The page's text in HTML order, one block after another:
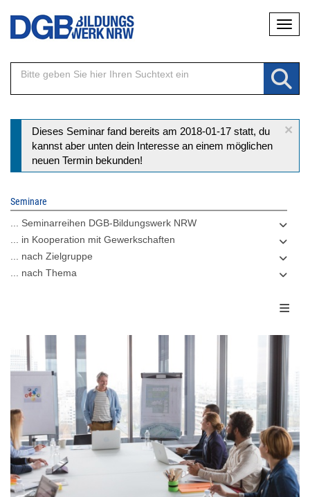
Direkt
Inhalt
×
Statusmeldung
Dieses Seminar fand bereits am 2018-01-17 statt, du
kannst aber unten dein Interesse an einem möglichen
neuen Termin bekunden!
Seminare
... Seminarreihen DGB-Bildungswerk NRW
... in Kooperation mit Gewerkschaften
... nach Zielgruppe
... nach Thema